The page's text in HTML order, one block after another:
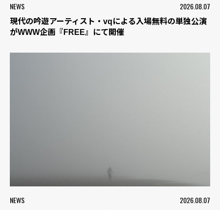
NEWS 2026.08.07
現代の吟遊アーティスト・vqによる入場無料の単独公演
がWWW企画『FREE』にて開催
NEWS 2026.08.07